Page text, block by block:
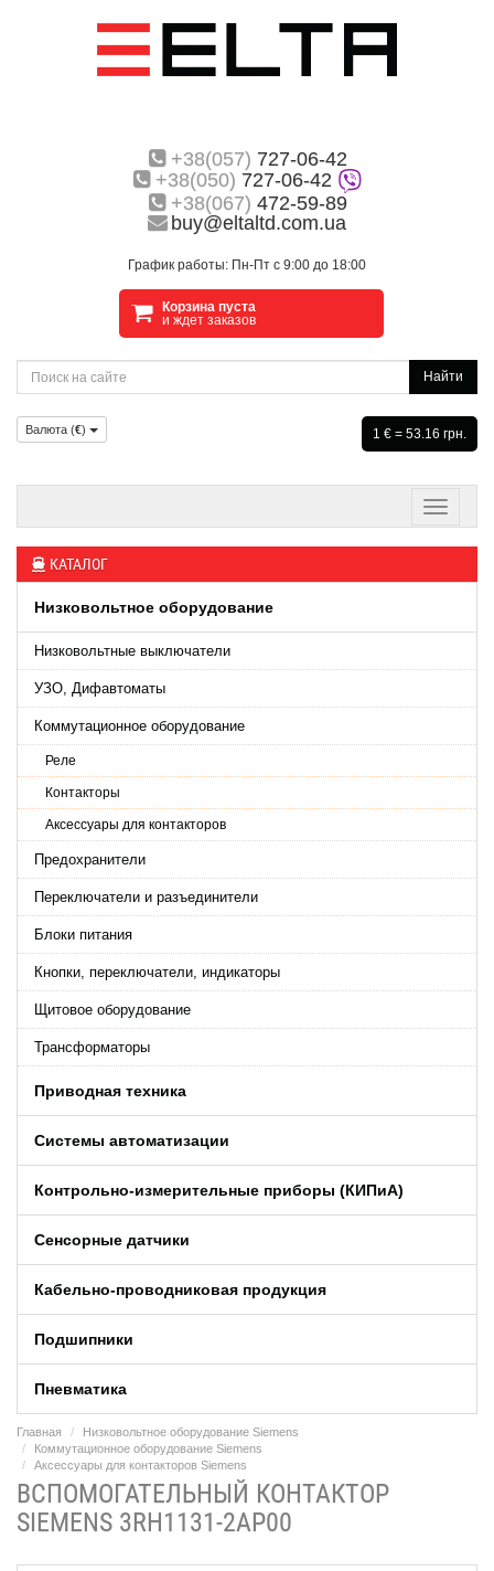
+38(057) 727-06-42
+38(050) 727-06-42
+38(067) 472-59-89
buy@eltaltd.com.ua
График работы: Пн-Пт с 9:00 до 18:00
Корзина пуста
и ждет заказов
Найти
Валюта (€) 1 € = 53.16 грн.
КАТАЛОГ
Низковольтное оборудование
Низковольтные выключатели
УЗО, Дифавтоматы
Коммутационное оборудование
Реле
Контакторы
Аксессуары для контакторов
Предохранители
Переключатели и разъединители
Блоки питания
Кнопки, переключатели, индикаторы
Щитовое оборудование
Трансформаторы
Приводная техника
Системы автоматизации
Контрольно-измерительные приборы (КИПиA)
Сенсорные датчики
Кабельно-проводниковая продукция
Подшипники
Пневматика
Главная
Низковольтное оборудование Siemens
Коммутационное оборудование Siemens
Аксессуары для контакторов Siemens
ВСПОМОГАТЕЛЬНЫЙ КОНТАКТОР
SIEMENS 3RH1131-2AP00